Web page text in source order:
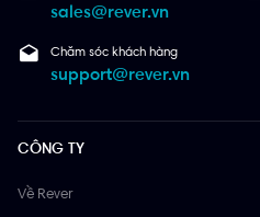
sales@rever.vn
Chăm sóc khách hàng
support@rever.vn
CÔNG TY
Về Rever